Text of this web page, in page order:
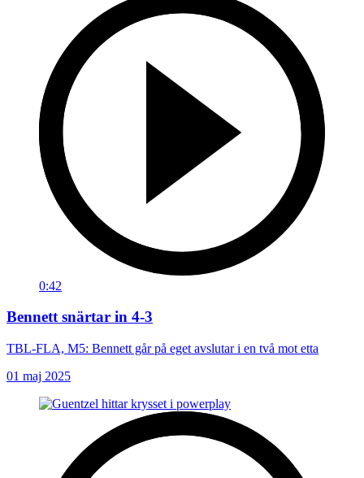
0:42
Bennett snärtar in 4-3
TBL-FLA, M5: Bennett går på eget avslutar i en två mot etta
01 maj 2025